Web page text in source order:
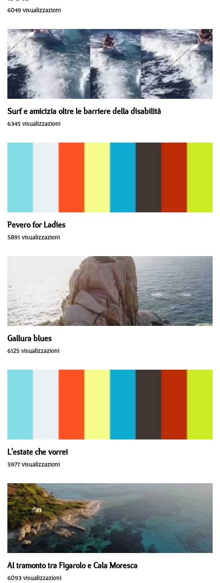
6049 visualizzazioni
Surf e amicizia oltre le barriere della disabilità
6345 visualizzazioni
Pevero for Ladies
5891 visualizzazioni
Gallura blues
6125 visualizzazioni
L'estate che vorrei
5977 visualizzazioni
Al tramonto tra Figarolo e Cala Moresca
6093 visualizzazioni